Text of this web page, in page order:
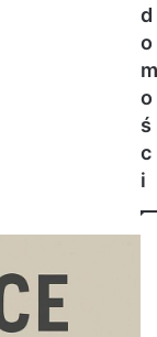
d
o
m
o
ś
c
i